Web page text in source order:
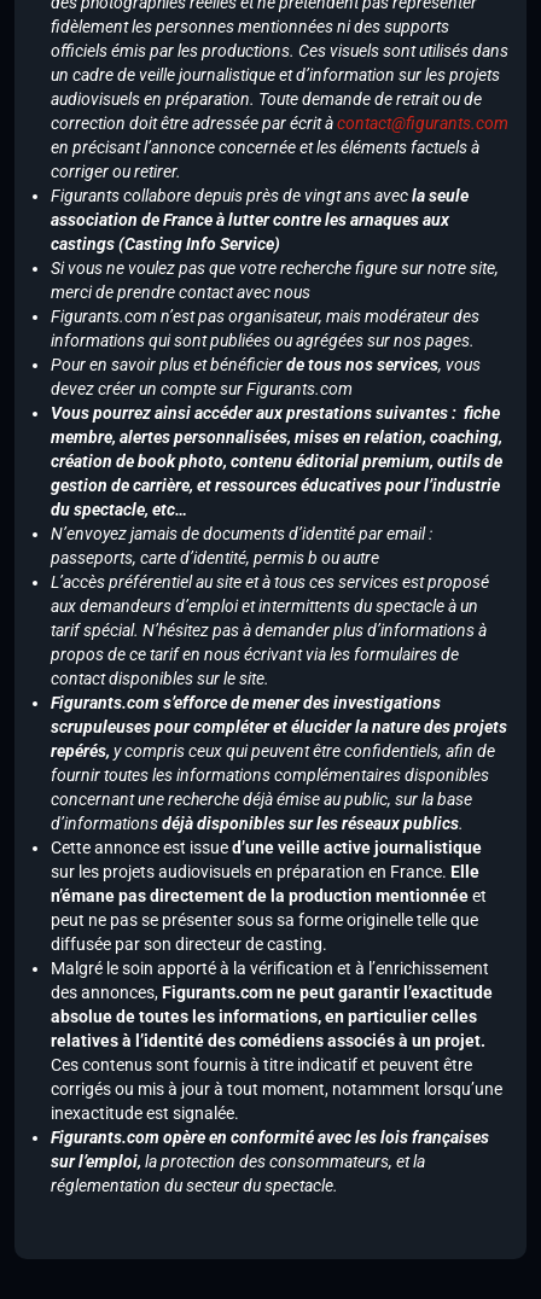
fidèlement les personnes mentionnées ni des supports
officiels émis par les productions. Ces visuels sont utilisés dans
un cadre de veille journalistique et d’information sur les projets
audiovisuels en préparation. Toute demande de retrait ou de
correction doit être adressée par écrit àcontact@figurants.com
en précisant l’annonce concernée et les éléments factuels à
corriger ou retirer.
Figurants collabore depuis près de vingt ans avecla seule
association de France à lutter contre les arnaques aux
castings (Casting Info Service)
Si vous ne voulez pas que votre recherche figure sur notre site,
merci de prendre contact avec nous
Figurants.com n’est pas organisateur, mais modérateur des
informations qui sont publiées ou agrégées sur nos pages.
Pour en savoir plus et bénéficierde tous nos services, vous
devez créer un compte sur Figurants.com
Vous pourrez ainsi accéder aux prestations suivantes : fiche
membre, alertes personnalisées, mises en relation, coaching,
création de book photo, contenu éditorial premium, outils de
gestion de carrière, et ressources éducatives pour l’industrie
du spectacle, etc…
N’envoyez jamais de documents d’identité par email :
passeports, carte d’identité, permis b ou autre
L’accès préférentiel au site et à tous ces services est proposé
aux demandeurs d’emploi et intermittents du spectacle à un
tarif spécial. N’hésitez pas à demander plus d’informations à
propos de ce tarif en nous écrivant via les formulaires de
contact disponibles sur le site.
Figurants.com s’efforce de mener des investigations
scrupuleuses pour compléter et élucider la nature des projets
repérés, y compris ceux qui peuvent être confidentiels, afin de
fournir toutes les informations complémentaires disponibles
concernant une recherche déjà émise au public, sur la base
d’informationsdéjà disponibles sur les réseaux publics.
Cette annonce est issued’une veille active journalistique
sur les projets audiovisuels en préparation en France. Elle
n’émane pas directement de la production mentionnéeet
peut ne pas se présenter sous sa forme originelle telle que
diffusée par son directeur de casting.
Malgré le soin apporté à la vérification et à l’enrichissement
des annonces,Figurants.com ne peut garantir l’exactitude
absolue de toutes les informations, en particulier celles
relatives à l’identité des comédiens associés à un projet.
Ces contenus sont fournis à titre indicatif et peuvent être
corrigés ou mis à jour à tout moment, notamment lorsqu’une
inexactitude est signalée.
Figurants.com opère en conformité avec les lois françaises
sur l’emploi, la protection des consommateurs, et la
réglementation du secteur du spectacle.